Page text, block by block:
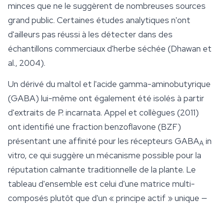
minces que ne le suggèrent de nombreuses sources
grand public. Certaines études analytiques n'ont
d'ailleurs pas réussi à les détecter dans des
échantillons commerciaux d'herbe séchée (Dhawan et
al., 2004).
Un dérivé du maltol et l'acide gamma-aminobutyrique
(GABA) lui-même ont également été isolés à partir
d'extraits de P. incarnata. Appel et collègues (2011)
ont identifié une fraction benzoflavone (BZF)
présentant une affinité pour les récepteurs GABAA in
vitro, ce qui suggère un mécanisme possible pour la
réputation calmante traditionnelle de la plante. Le
tableau d'ensemble est celui d'une matrice multi-
composés plutôt que d'un « principe actif » unique —